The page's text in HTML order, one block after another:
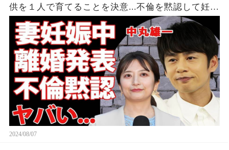
供を１人で育てることを決意...不倫を黙認して妊娠
を発表しなかった裏側に涙が零れ落ちた...『KAT-
TUN』亀梨和也の怒りの本音がヤバすぎた...
2024/08/07